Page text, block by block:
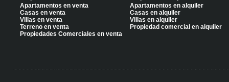
Apartamentos en venta
Casas en venta
Villas en venta
Terreno en venta
Propiedades Comerciales en venta
Apartamentos en alquiler
Casas en alquiler
Villas en alquiler
Propiedad comercial en alquiler